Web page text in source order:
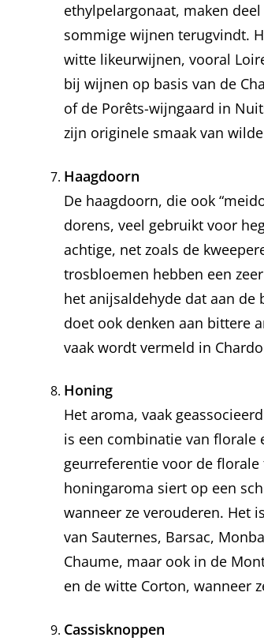
ethylpelargonaat, maken
sommige wijnen terugvindt.
witte likeurwijnen, vooral
bij wijnen op basis van de
of de Porêts-wijngaard in
zijn originele smaak van wilde
Haagdoorn
De haagdoorn, die ook
dorens, veel gebruikt voor
achtige, net zoals de
trosbloemen hebben een
het anijsaldehyde dat aan
doet ook denken aan bittere
vaak wordt vermeld in
Honing
Het aroma, vaak
is een combinatie van florale
geurreferentie voor de
honingaroma siert op een
wanneer ze verouderen. Het
van Sauternes, Barsac,
Chaume, maar ook in de
en de witte Corton, wanneer
Cassisknoppen